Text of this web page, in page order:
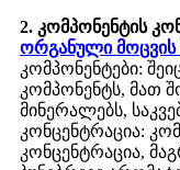
2. კომპონენტის
ორგანული მოცვის
კომპონენტები:
კომპონენტს, მათ
მინერალებს,
კონცენტრაცია:
კონცენტრაცია,